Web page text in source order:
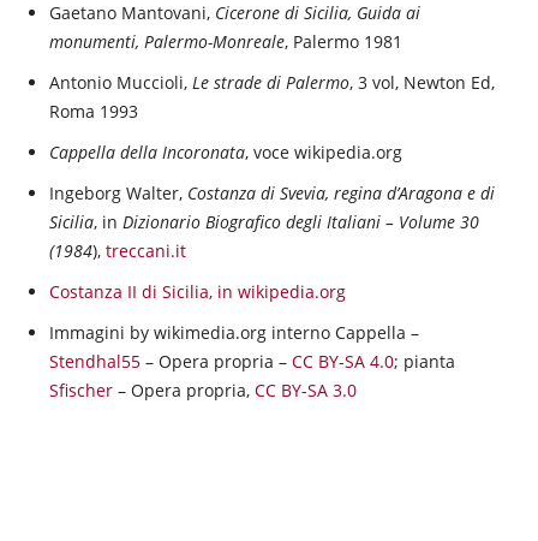
Gaetano Mantovani, Cicerone di Sicilia, Guida ai
monumenti, Palermo-Monreale, Palermo 1981
Antonio Muccioli, Le strade di Palermo, 3 vol, Newton Ed,
Roma 1993
Cappella della Incoronata, voce wikipedia.org
Ingeborg Walter, Costanza di Svevia, regina d’Aragona e di
Sicilia, in Dizionario Biografico degli Italiani – Volume 30
(1984), treccani.it
Costanza II di Sicilia, in wikipedia.org
Immagini by wikimedia.org interno Cappella –
Stendhal55 – Opera propria – CC BY-SA 4.0; pianta
Sfischer – Opera propria, CC BY-SA 3.0